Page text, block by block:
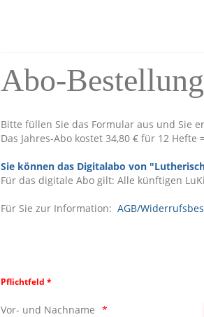
Abo-Bestellung
Bitte füllen Sie das Formular aus und Sie
Das Jahres-Abo kostet 34,80 € für 12 Hefte
Sie können das Digitalabo von
Für das digitale Abo gilt: Alle künftigen
Für Sie zur Information: AGB/
Pflichtfeld *
Vor- und Nachname